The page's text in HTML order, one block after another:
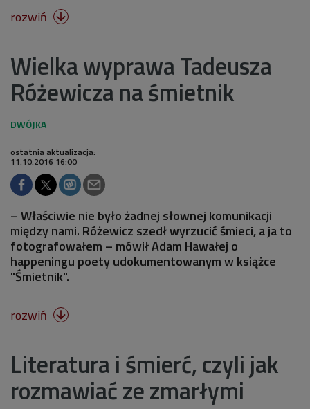
rozwiń 
Wielka wyprawa Tadeusza
Różewicza na śmietnik
ostatnia aktualizacja:
11.10.2016 16:00
– Właściwie nie było żadnej słownej komunikacji
między nami. Różewicz szedł wyrzucić śmieci, a ja to
fotografowałem – mówił Adam Hawałej o
happeningu poety udokumentowanym w książce
"Śmietnik".
rozwiń 
Literatura i śmierć, czyli jak
rozmawiać ze zmarłymi